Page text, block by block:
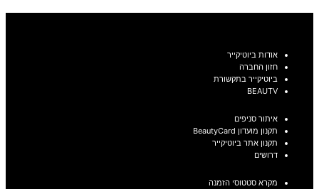
אודות ביוטיקייר
חזון החברה
ביוטיקייר בתקשורת
BEAUTV
איתור סניפים
תקנון מועדון BeautyCard
תקנון אתר ביוטיקייר
דרושים
מקרא סטטוסי הזמנה